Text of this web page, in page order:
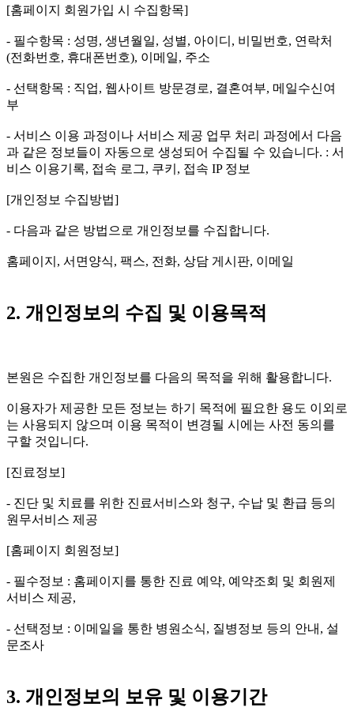
[홈페이지 회원가입 시 수집항목]
- 필수항목 : 성명, 생년월일, 성별, 아이디, 비밀번호, 연락처
(전화번호, 휴대폰번호), 이메일, 주소
- 선택항목 : 직업, 웹사이트 방문경로, 결혼여부, 메일수신여
부
- 서비스 이용 과정이나 서비스 제공 업무 처리 과정에서 다음
과 같은 정보들이 자동으로 생성되어 수집될 수 있습니다. : 서
비스 이용기록, 접속 로그, 쿠키, 접속 IP 정보
[개인정보 수집방법]
- 다음과 같은 방법으로 개인정보를 수집합니다.
홈페이지, 서면양식, 팩스, 전화, 상담 게시판, 이메일
2. 개인정보의 수집 및 이용목적
본원은 수집한 개인정보를 다음의 목적을 위해 활용합니다.
이용자가 제공한 모든 정보는 하기 목적에 필요한 용도 이외로
는 사용되지 않으며 이용 목적이 변경될 시에는 사전 동의를
구할 것입니다.
[진료정보]
- 진단 및 치료를 위한 진료서비스와 청구, 수납 및 환급 등의
원무서비스 제공
[홈페이지 회원정보]
- 필수정보 : 홈페이지를 통한 진료 예약, 예약조회 및 회원제
서비스 제공,
- 선택정보 : 이메일을 통한 병원소식, 질병정보 등의 안내, 설
문조사
3. 개인정보의 보유 및 이용기간